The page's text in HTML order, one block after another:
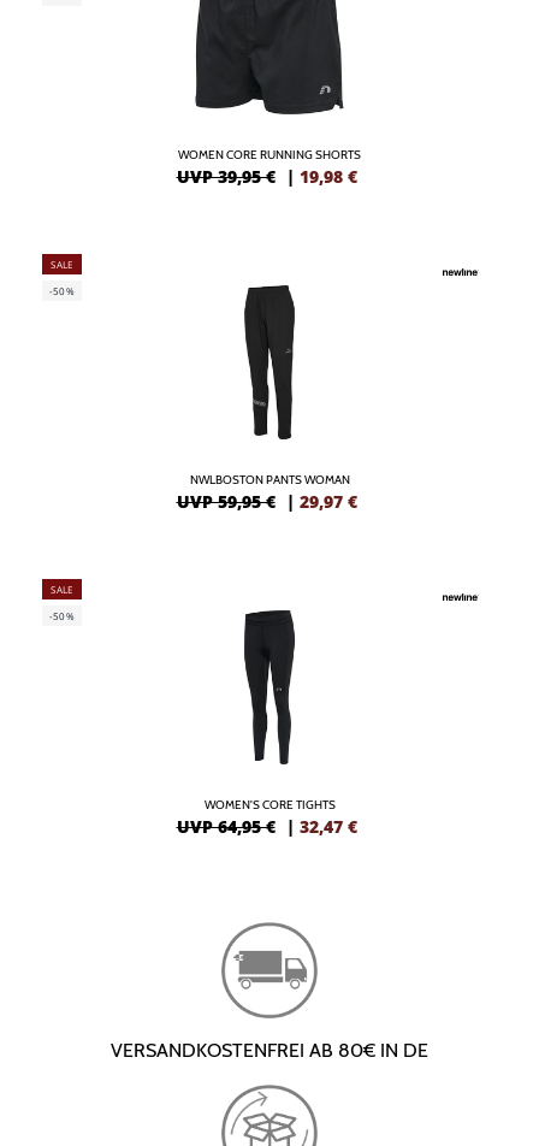
WOMEN CORE RUNNING SHORTS
UVP 39,95 € | 19,98 €
SALE
-50%
NWLBOSTON PANTS WOMAN
UVP 59,95 € | 29,97 €
SALE
-50%
WOMEN'S CORE TIGHTS
UVP 64,95 € | 32,47 €
VERSANDKOSTENFREI AB 80€ IN DE